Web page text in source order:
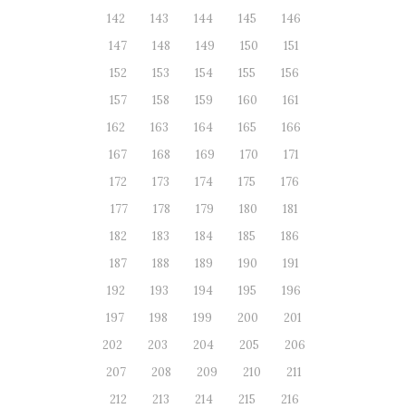
142
143 144 145
146
147
148 149 150
151
152
153 154 155
156
157
158 159 160
161
162
163 164 165
166
167
168 169 170
171
172
173 174 175
176
177
178 179 180
181
182
183 184 185
186
187
188 189 190
191
192
193 194 195
196
197
198 199 200
201
202
203 204 205
206
207
208 209 210
211
212
213 214 215
216